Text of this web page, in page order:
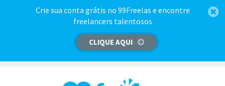
Crie sua conta grátis no 99Freelas e encontre
freelancers talentosos
CLIQUE AQUI